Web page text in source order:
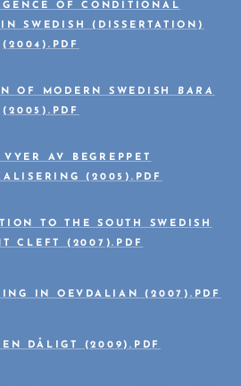
OF CONDITIONAL
SWEDISH (DISSERTATION)
(2004).PDF
OF MODERN SWEDISH BARA
(2005).PDF
VYER AV BEGREPPET
(2005).PDF
TO THE SOUTH SWEDISH
CLEFT (2007).PDF
IN OEVDALIAN (2007).PDF
DÅLIGT (2009).PDF